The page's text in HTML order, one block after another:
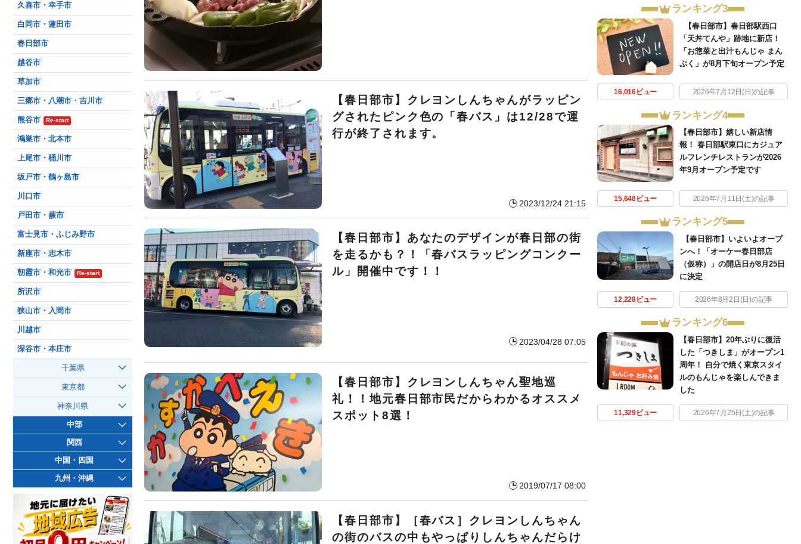
【春日部市】クレヨンしんちゃんがラッピン
グされたピンク色の「春バス」は12/28で運
行が終了されます。
2023/12/24 21:15
【春日部市】あなたのデザインが春日部の街
を走るかも？！「春バスラッピングコンクー
ル」開催中です！！
2023/04/28 07:05
【春日部市】クレヨンしんちゃん聖地巡
礼！！地元春日部市民だからわかるオススメ
スポット8選！
2019/07/17 08:00
【春日部市】［春バス］クレヨンしんちゃん
の街のバスの中もやっぱりしんちゃんだらけ
ランキング3
【春日部市】春日部駅西口
「天丼てんや」跡地に新店！
「お惣菜と出汁もんじゃ まん
ぷく」が8月下旬オープン予定
16,016ビュー 2026年7月12日(日)の記事
ランキング4
【春日部市】嬉しい新店情
報！ 春日部駅東口にカジュア
ルフレンチレストランが2026
年9月オープン予定です
15,648ビュー 2026年7月11日(土)の記事
ランキング5
【春日部市】いよいよオープ
ンへ！「オーケー春日部店
（仮称）」の開店日が8月25日
に決定
12,228ビュー 2026年8月2日(日)の記事
ランキング6
【春日部市】20年ぶりに復活
した「つきしま」がオープン1
周年！ 自分で焼く東京スタイ
ルのもんじゃを楽しんできま
した
11,329ビュー 2026年7月25日(土)の記事
久喜市・幸手市
白岡市・蓮田市
春日部市
越谷市
草加市
三郷市・八潮市・吉川市
熊谷市 Re-start
鴻巣市・北本市
上尾市・桶川市
坂戸市・鶴ヶ島市
川口市
戸田市・蕨市
富士見市・ふじみ野市
新座市・志木市
朝霞市・和光市 Re-start
所沢市
狭山市・入間市
川越市
深谷市・本庄市
千葉県
東京都
神奈川県
中部
関西
中国・四国
九州・沖縄